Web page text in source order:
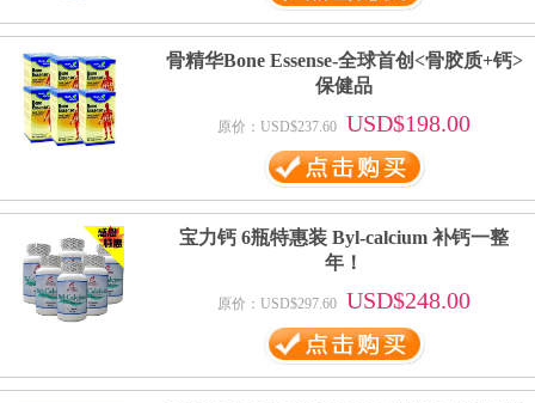
骨精华Bone Essense-全球首创<骨胶质+钙>
保健品
原价：USD$237.60 USD$198.00
宝力钙 6瓶特惠装 Byl-calcium 补钙一整
年！
原价：USD$297.60 USD$248.00